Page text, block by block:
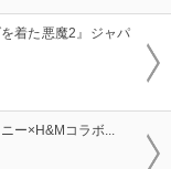
着た悪魔2』ジャパ
ー×H&Mコラボ...